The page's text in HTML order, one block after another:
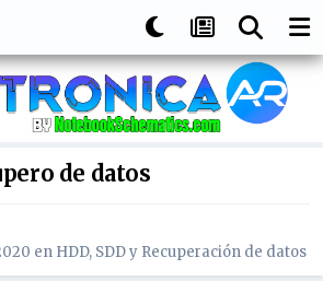
de datos
en HDD, SDD y Recuperación de datos